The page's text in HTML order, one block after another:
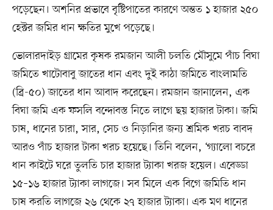
পড়েছেন। অশনির প্রভাবে বৃষ্টিপাতের কারণে অন্তত ১ হাজার ২৫০
হেক্টর জমির ধান ক্ষতির মুখে পড়েছে।
ভোলারদাইড় গ্রামের কৃষক রমজান আলী চলতি মৌসুমে পাঁচ বিঘা
জমিতে খাটোবাবু জাতের ধান এবং দুই কাঠা জমিতে বাংলামতি
(ব্রি-৫০) জাতের ধান আবাদ করেছেন। রমজান জানালেন, এক
বিঘা জমি এক ফসলি বন্দোবস্ত নিতে লাগে ছয় হাজার টাকা। জমি
চাষ, ধানের চারা, সার, সেচ ও নিড়ানির জন্য শ্রমিক খরচ বাবদ
আরও পাঁচ হাজার টাকা খরচ হয়েছে। তিনি বলেন, ‘গ্যালো বচরে
ধান কাইটে ঘরে তুলতি চার হাজার ট্যাকা খরজ হয়েল। এবেড্ডা
১৫–১৬ হাজার ট্যাকা লাগজে। সব মিলে এক বিগে জমিতি ধান
চাষ করতি লাগজে ২৬ থেকে ২৭ হাজার ট্যাকা। এক মণ ধানের